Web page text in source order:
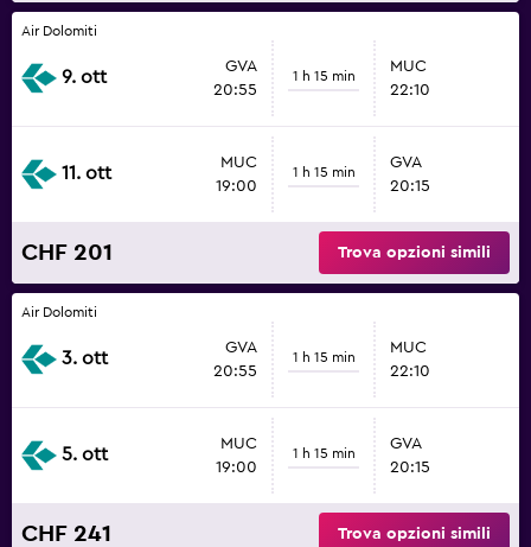
Air Dolomiti
9. ott
GVA
20:55
1 h 15 min
MUC
22:10
11. ott
MUC
19:00
1 h 15 min
GVA
20:15
CHF 201 Trova opzioni simili
Air Dolomiti
3. ott
GVA
20:55
1 h 15 min
MUC
22:10
5. ott
MUC
19:00
1 h 15 min
GVA
20:15
CHF 241 Trova opzioni simili